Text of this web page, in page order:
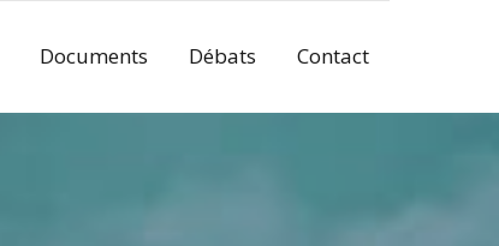
Documents Débats Contact